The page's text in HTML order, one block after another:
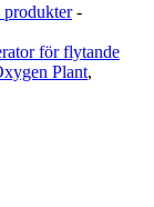
produkter-
för flytande
Plant,